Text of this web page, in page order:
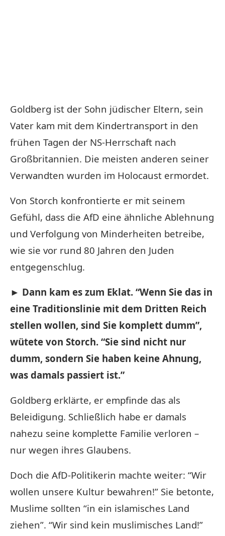
Goldberg ist der Sohn jüdischer Eltern, sein
Vater kam mit dem Kindertransport in den
frühen Tagen der NS-Herrschaft nach
Großbritannien. Die meisten anderen seiner
Verwandten wurden im Holocaust ermordet.
Von Storch konfrontierte er mit seinem
Gefühl, dass die AfD eine ähnliche Ablehnung
und Verfolgung von Minderheiten betreibe,
wie sie vor rund 80 Jahren den Juden
entgegenschlug.
► Dann kam es zum Eklat. “Wenn Sie das in
eine Traditionslinie mit dem Dritten Reich
stellen wollen, sind Sie komplett dumm”,
wütete von Storch. “Sie sind nicht nur
dumm, sondern Sie haben keine Ahnung,
was damals passiert ist.”
Goldberg erklärte, er empfinde das als
Beleidigung. Schließlich habe er damals
nahezu seine komplette Familie verloren –
nur wegen ihres Glaubens.
Doch die AfD-Politikerin machte weiter: “Wir
wollen unsere Kultur bewahren!” Sie betonte,
Muslime sollten “in ein islamisches Land
ziehen”. “Wir sind kein muslimisches Land!”